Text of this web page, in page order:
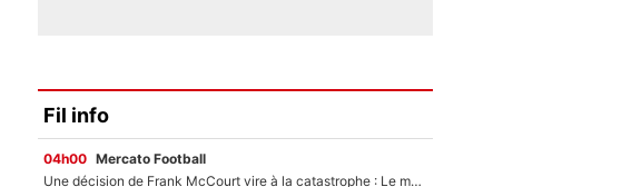
Fil info
04h00 Mercato Football
Une décision de Frank McCourt vire à la catastrophe : Le mercato de l’OM provoque de nouvelles tensions en pleine crise financière !